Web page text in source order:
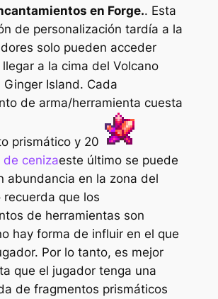
en Forge.. Esta
de personalización tardía a la
solo pueden acceder
a la cima del Volcano
Ginger Island. Cada
de arma/herramienta cuesta
prismático y 20
de cenizaeste último se puede
abundancia en la zona del
recuerda que los
de herramientas son
hay forma de influir en el que
Por lo tanto, es mejor
que el jugador tenga una
de fragmentos prismáticos